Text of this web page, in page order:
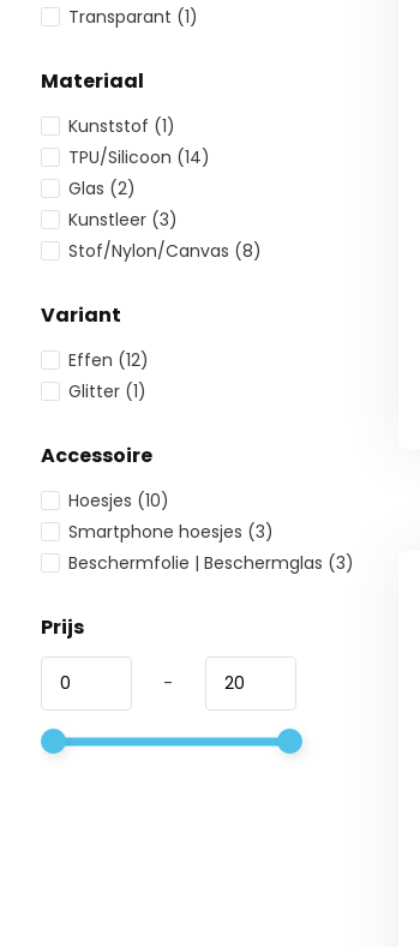
Transparant (1)
Materiaal
Kunststof (1)
TPU/Silicoon (14)
Glas (2)
Kunstleer (3)
Stof/Nylon/Canvas (8)
Variant
Effen (12)
Glitter (1)
Accessoire
Hoesjes (10)
Smartphone hoesjes (3)
Beschermfolie | Beschermglas (3)
Prijs
-